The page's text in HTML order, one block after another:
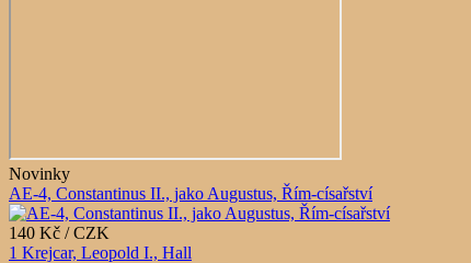
Novinky
AE-4, Constantinus II., jako Augustus, Řím-císařství
140 Kč / CZK
1 Krejcar, Leopold I., Hall